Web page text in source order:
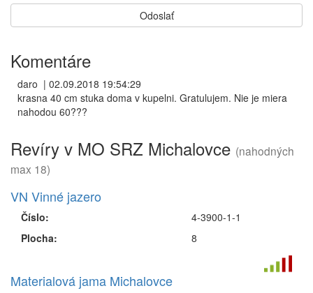
Komentáre
daro | 02.09.2018 19:54:29
krasna 40 cm stuka doma v kupelni. Gratulujem. Nie je miera
nahodou 60???
Revíry v MO SRZ Michalovce (nahodných
max 18)
VN Vinné jazero
Číslo:
Plocha:
4-3900-1-1
8
Materialová jama Michalovce